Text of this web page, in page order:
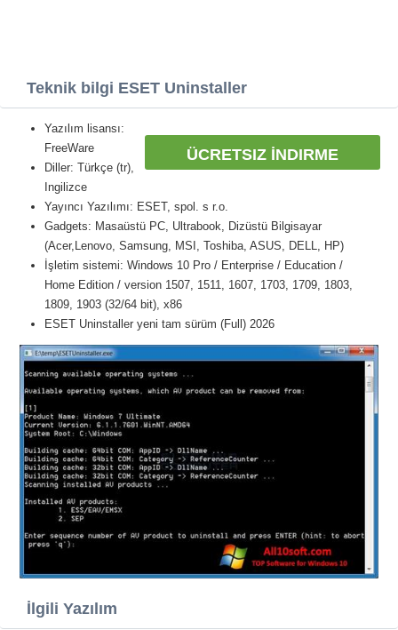
Teknik bilgi ESET Uninstaller
ÜCRETSIZ İNDIRME
Yazılım lisansı:
FreeWare
Diller: Türkçe (tr),
Ingilizce
Yayıncı Yazılımı: ESET, spol. s r.o.
Gadgets: Masaüstü PC, Ultrabook, Dizüstü Bilgisayar
(Acer,Lenovo, Samsung, MSI, Toshiba, ASUS, DELL, HP)
İşletim sistemi: Windows 10 Pro / Enterprise / Education /
Home Edition / version 1507, 1511, 1607, 1703, 1709, 1803,
1809, 1903 (32/64 bit), x86
ESET Uninstaller yeni tam sürüm (Full) 2026
İlgili Yazılım